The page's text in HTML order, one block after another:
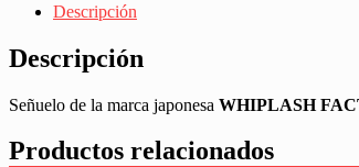
Descripción
Descripción
Señuelo de la marca japonesa WHIPLASH
Productos relacionados